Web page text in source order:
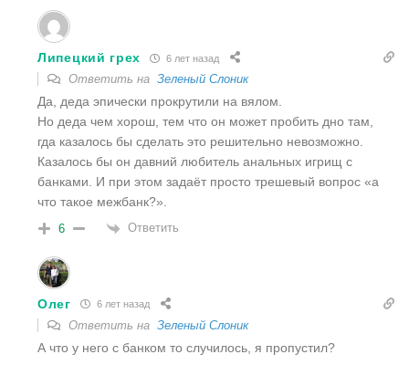
Липецкий грех 6 лет назад
Ответить на Зеленый Слоник
Да, деда эпически прокрутили на вялом.
Но деда чем хорош, тем что он может пробить дно там,
гда казалось бы сделать это решительно невозможно.
Казалось бы он давний любитель анальных игрищ с
банками. И при этом задаёт просто трешевый вопрос «а
что такое межбанк?».
6 Ответить
Олег 6 лет назад
Ответить на Зеленый Слоник
А что у него с банком то случилось, я пропустил?